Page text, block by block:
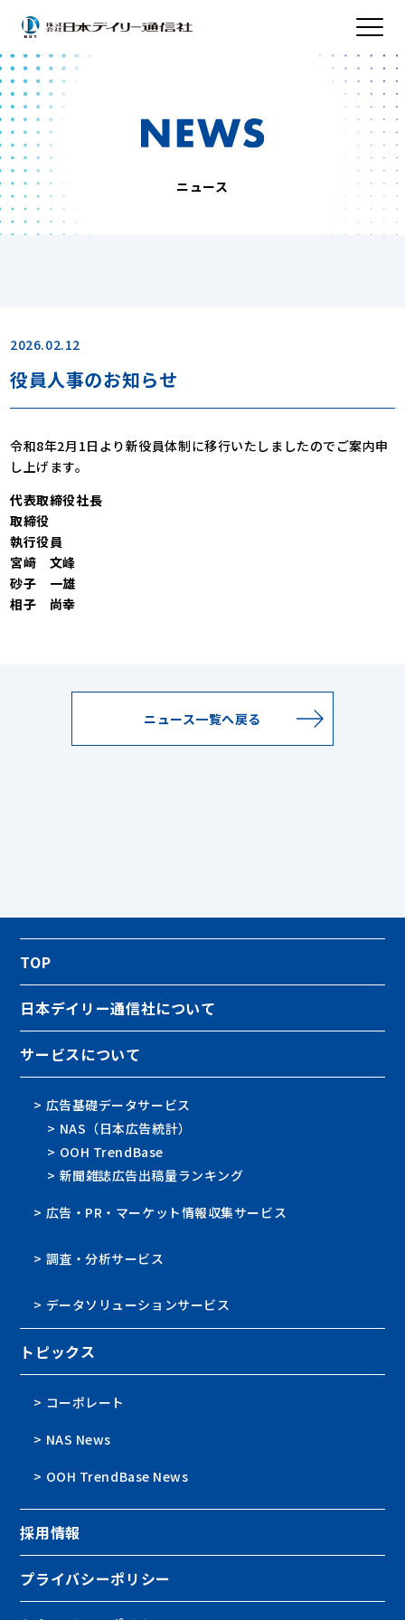
ニュース
2026.02.12
役員人事のお知らせ
令和8年2月1日より新役員体制に移行いたしましたのでご案内申
し上げます。
代表取締役社長
取締役
執行役員
宮﨑 文峰
砂子 一雄
相子 尚幸
ニュース一覧へ戻る
TOP
日本デイリー通信社について
サービスについて
> 広告基礎データサービス
> NAS（日本広告統計）
> OOH TrendBase
> 新聞雑誌広告出稿量ランキング
> 広告・PR・マーケット情報収集サービス
> 調査・分析サービス
> データソリューションサービス
トピックス
> コーポレート
> NAS News
> OOH TrendBase News
採用情報
プライバシーポリシー